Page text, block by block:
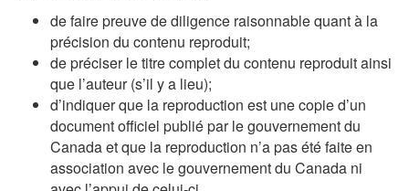
de faire preuve de diligence raisonnable quant à la
précision du contenu reproduit;
de préciser le titre complet du contenu reproduit ainsi
que l’auteur (s’il y a lieu);
d’indiquer que la reproduction est une copie d’un
document officiel publié par le gouvernement du
Canada et que la reproduction n’a pas été faite en
association avec le gouvernement du Canada ni